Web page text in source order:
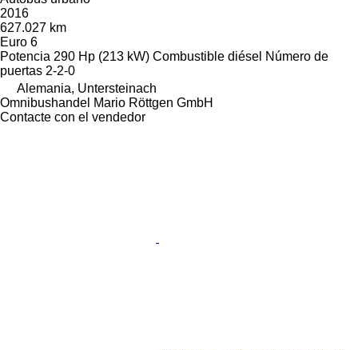
2016
627.027 km
Euro 6
Potencia 290 Hp (213 kW) Combustible diésel Número de
puertas 2-2-0
Alemania, Untersteinach
Omnibushandel Mario Röttgen GmbH
Contacte con el vendedor